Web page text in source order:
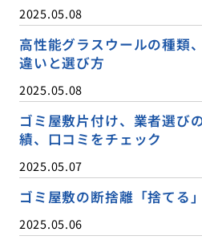
2025.05.08
高性能グラスウールの種類
違いと選び方
2025.05.08
ゴミ屋敷片付け、業者選び
績、口コミをチェック
2025.05.07
ゴミ屋敷の断捨離「捨てる
2025.05.06